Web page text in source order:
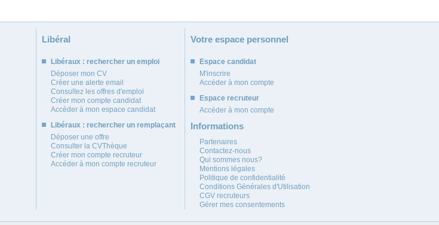
Libéral
Libéraux : rechercher un emploi
Déposer mon CV
Créer une alerte email
Consultez les offres d'emploi
Créer mon compte candidat
Accéder à mon espace candidat
Libéraux : rechercher un remplaçant
Déposer une offre
Consulter la CVThèque
Créer mon compte recruteur
Accéder à mon compte recruteur
Votre espace personnel
Espace candidat
M'inscrire
Accéder à mon compte
Espace recruteur
Accéder à mon compte
Informations
Partenaires
Contactez-nous
Qui sommes nous?
Mentions légales
Politique de confidentialité
Conditions Générales d'Utilisation
CGV recruteurs
Gérer mes consentements